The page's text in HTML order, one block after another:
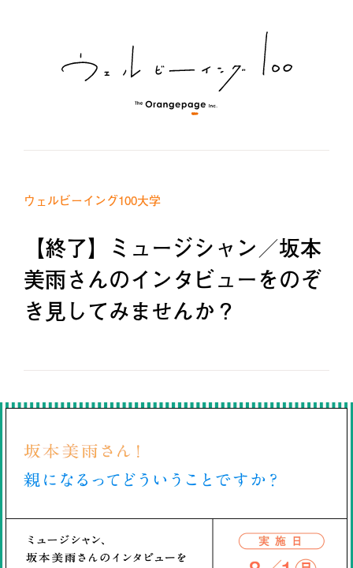
ウェルビーイング100大学
【終了】ミュージシャン／坂本
美雨さんのインタビューをのぞ
き見してみませんか？